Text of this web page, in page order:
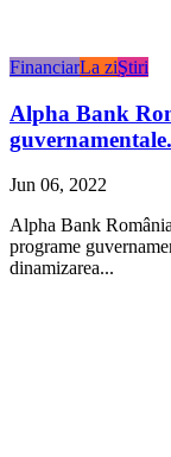
FinanciarLa ziŞtiri
Alpha Bank
Jun 06, 2022
Alpha Bank
programe
dinamizarea...